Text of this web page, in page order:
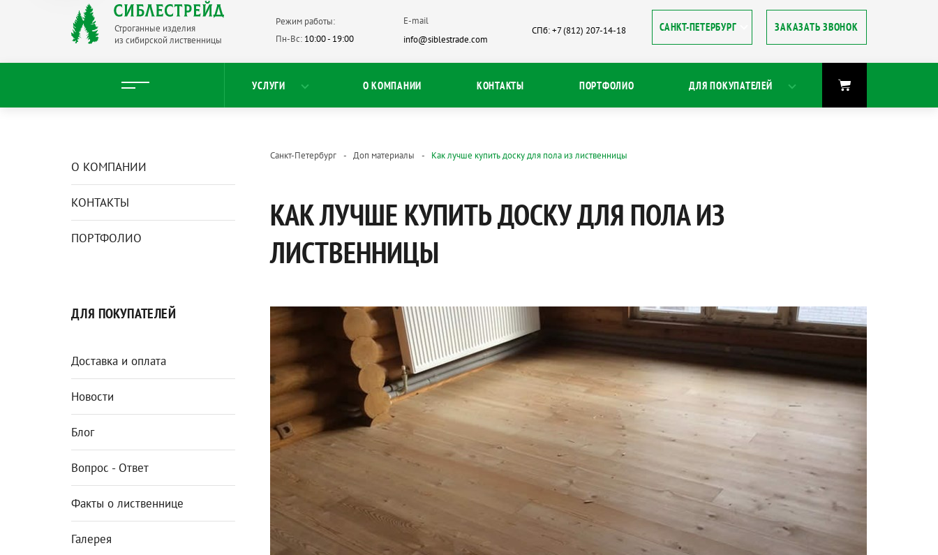
Строганные изделия
из сибирской лиственницы
ЗАКАЗАТЬ ЗВОНОК
УСЛУГИ О КОМПАНИИ КОНТАКТЫ ПОРТФОЛИО ДЛЯ ПОКУПАТЕЛЕЙ
Режим работы:
Пн-Вс: 10:00 - 19:00
E-mail
info@siblestrade.com
СПб: +7 (812) 207-14-18
О КОМПАНИИ
КОНТАКТЫ
ПОРТФОЛИО
ДЛЯ ПОКУПАТЕЛЕЙ
Доставка и оплата
Новости
Блог
Вопрос - Ответ
Факты о лиственнице
Галерея
Санкт-Петербург Доп материалы Как лучше купить доску для пола из лиственницы
КАК ЛУЧШЕ КУПИТЬ ДОСКУ ДЛЯ ПОЛА ИЗ
ЛИСТВЕННИЦЫ